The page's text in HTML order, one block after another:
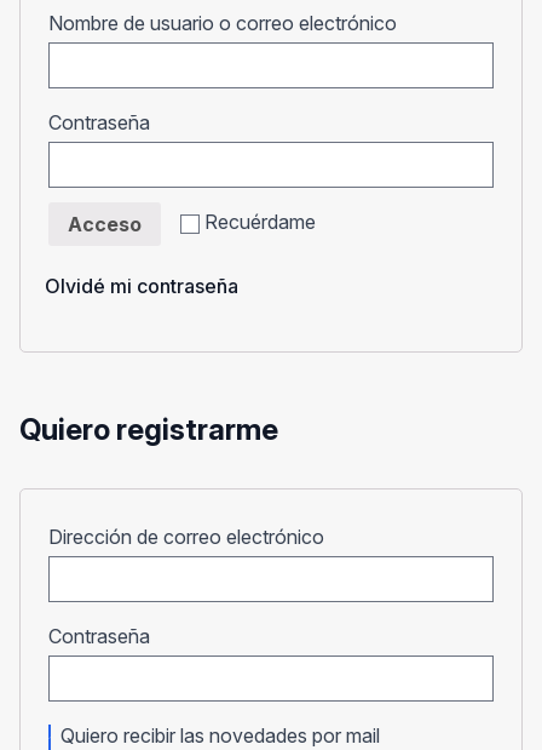
Nombre de usuario o correo electrónico
Contraseña
Recuérdame
Acceso
Olvidé mi contraseña
Quiero registrarme
Dirección de correo electrónico
Contraseña
Quiero recibir las novedades por mail